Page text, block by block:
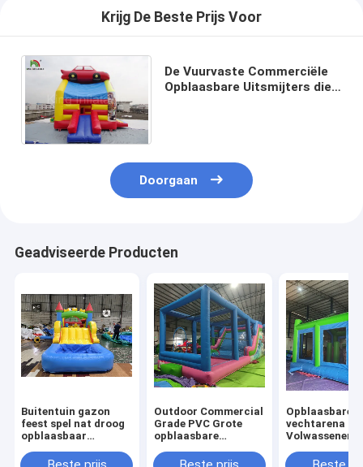
Krijg De Beste Prijs Voor
De Vuurvaste Commerciële
Opblaasbare Uitsmijters die
Doorgaan
Geadviseerde Producten
Buitentuin gazon
feest spel nat droog
opblaasbaar
obstakelbaan met
Outdoor Commercial
Grade PVC Grote
opblaasbare
Bounce House
Opblaasbare
vechtarena
Volwassenen
Park